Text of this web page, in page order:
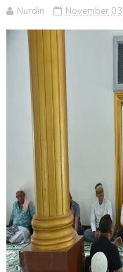
Nurdin November